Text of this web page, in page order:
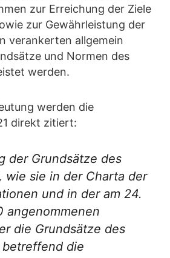
zur Erreichung der Ziele
zur Gewährleistung der
verankerten allgemein
und Normen des
werden.
werden die
direkt zitiert:
der Grundsätze des
wie sie in der Charta der
und in der am 24.
angenommenen
die Grundsätze des
die